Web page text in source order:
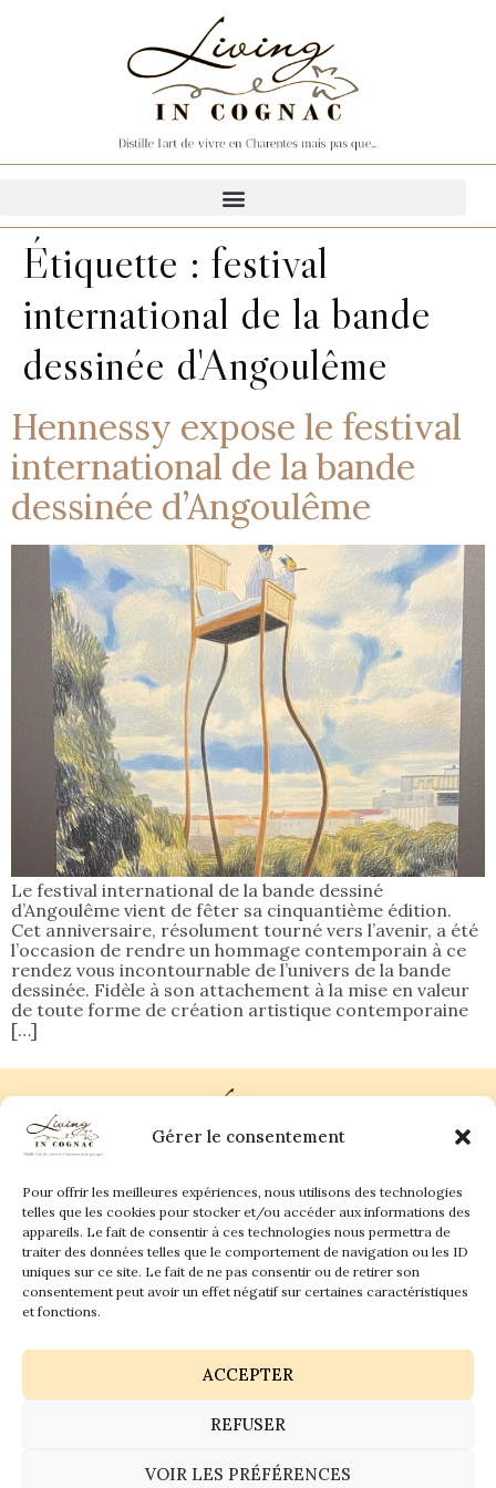
Gérer le consentement
Pour offrir les meilleures expériences, nous utilisons des technologies
telles que les cookies pour stocker et/ou accéder aux informations des
appareils. Le fait de consentir à ces technologies nous permettra de
traiter des données telles que le comportement de navigation ou les ID
uniques sur ce site. Le fait de ne pas consentir ou de retirer son
consentement peut avoir un effet négatif sur certaines caractéristiques
et fonctions.
ACCEPTER
REFUSER
VOIR LES PRÉFÉRENCES
Étiquette : festival
international de la bande
dessinée d'Angoulême
Hennessy expose le festival
international de la bande
dessinée d’Angoulême
Le festival international de la bande dessiné
d’Angoulême vient de fêter sa cinquantième édition.
Cet anniversaire, résolument tourné vers l’avenir, a été
l’occasion de rendre un hommage contemporain à ce
rendez vous incontournable de l’univers de la bande
dessinée. Fidèle à son attachement à la mise en valeur
de toute forme de création artistique contemporaine
[…]
Plan du site
Living in Cognac Land
La vigne & Le verre
Newsletter
Dégustation sensorielle & Écriture
Contact
anne@livingincognac.com